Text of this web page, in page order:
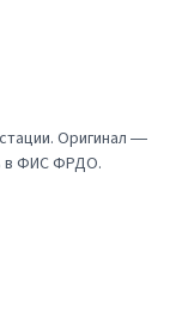
Оригинал —
в ФИС ФРДО.